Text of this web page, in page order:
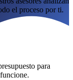
el proceso por ti.
para